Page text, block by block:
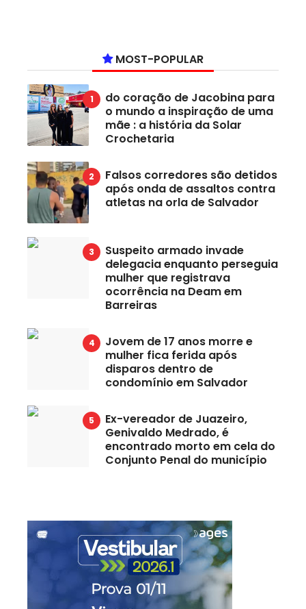
MOST-POPULAR
do coração de Jacobina para
o mundo a inspiração de uma
mãe : a história da Solar
Crochetaria
Falsos corredores são detidos
após onda de assaltos contra
atletas na orla de Salvador
Suspeito armado invade
delegacia enquanto perseguia
mulher que registrava
ocorrência na Deam em
Barreiras
Jovem de 17 anos morre e
mulher fica ferida após
disparos dentro de
condomínio em Salvador
Ex-vereador de Juazeiro,
Genivaldo Medrado, é
encontrado morto em cela do
Conjunto Penal do município